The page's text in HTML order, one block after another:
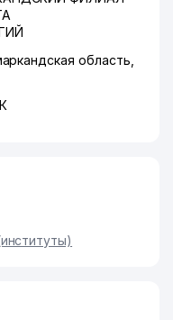
область